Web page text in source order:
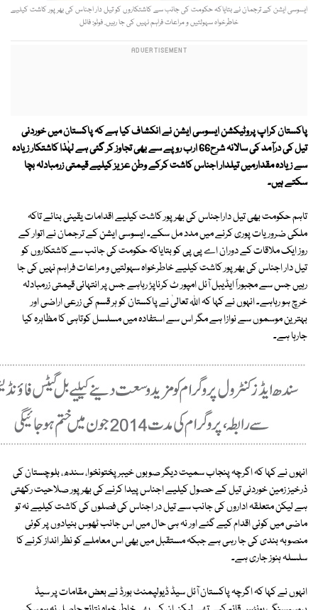
ایسوسی ایشن کے ترجمان نے بتایاکہ حکومت کی جانب سے کاشتکاروں کو تیل دار اجناس کی بھرپور کاشت کیلیے
خاطرخواہ سہولتیں و مراعات فراہم نہیں کی جا رہیں. فوٹو: فائل
پاکستان کراپ پروٹیکشن ایسوسی ایشن نے انکشاف کیا ہے کہ پاکستان میں خوردنی
تیل کی درآمد کی سالانہ شرح66 ارب روپے سے بھی تجاوز کر گئی ہے لہٰذا کاشتکار زیادہ
سے زیادہ مقدارمیں تیلدار اجناس کاشت کرکے وطن عزیز کیلیے قیمتی زرمبادلہ بچا
سکتے ہیں۔
تاہم حکومت بھی تیل داراجناس کی بھر پور کاشت کیلیے اقدامات یقینی بنائے تاکہ
ملکی ضروریات پوری کرنے میں مدد مل سکے۔ ایسوسی ایشن کے ترجمان نے اتوار کے
روز ایک ملاقات کے دوران اے پی پی کو بتایاکہ حکومت کی جانب سے کاشتکاروں کو
تیل دار اجناس کی بھرپور کاشت کیلیے خاطرخواہ سہولتیں و مراعات فراہم نہیں کی جا
رہیں جس سے مجبوراً ایڈیبل آئل امپور ٹ کرناپڑ رہاہے جس پر انتہائی قیمتی زرمبادلہ
خرچ ہو رہاہے۔ انہوں نے کہا کہ اللہ تعالیٰ نے پاکستان کو ہر قسم کی زرعی اراضی اور
بہترین موسموں سے نوازا ہے مگر اس سے استفادہ میں مسلسل کوتاہی کا مظاہرہ کیا
جارہا ہے۔
انہوں نے کہا کہ اگرچہ پنجاب سمیت دیگر صوبوں خیبر پختونخوا، سندھ، بلوچستان کی
ذرخیز زمین خوردنی تیل کے حصول کیلیے اجناس پیدا کرنے کی بھر پور صلاحیت رکھتی
ہے لیکن متعلقہ اداروں کی جانب سے تیل در اجناس کی فصلوں کی کاشت کیلیے نہ تو
ماضی میں کوئی اقدام کیے گئے اور نہ ہی حال میں اس جانب ٹھوس بنیادوں پر کوئی
منصوبہ بندی کی جا رہی ہے جبکہ مستقبل میں بھی اس معاملے کو نظر انداز کرنے کا
سلسلہ ہنوز جاری ہے۔
انہوں نے کہا کہ اگرچہ پاکستان آئل سیڈ ڈیولپمنٹ بورڈ نے بعض مقامات پر سیڈ